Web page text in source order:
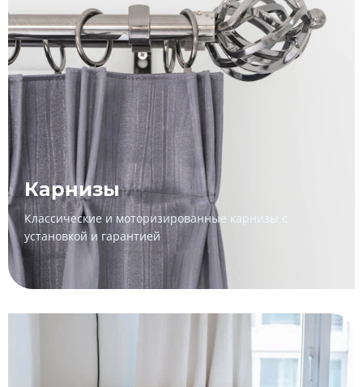
Карнизы
Классические и моторизированные карнизы с
установкой и гарантией